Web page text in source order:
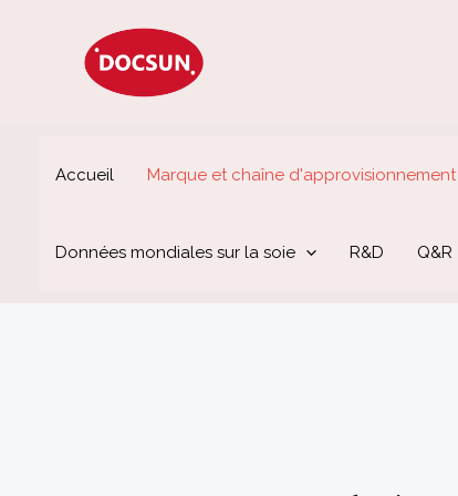
contenu
Accueil Marque et chaîne
Données mondiales sur la soie R&D Q&R